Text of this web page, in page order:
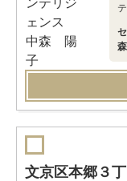
文京区本郷３